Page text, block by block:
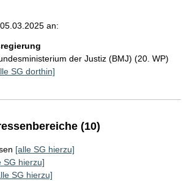
an:
der Justiz (BMJ) (20. WP)
SG dorthin]
(10)
[alle SG hierzu]
SG hierzu]
SG hierzu]